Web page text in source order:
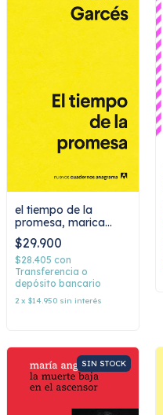
el tiempo de la
promesa, marica
garcés
$29.900
$28.405 con
Transferencia o
depósito bancario
2 x $14.950 sin interés
SIN STOCK